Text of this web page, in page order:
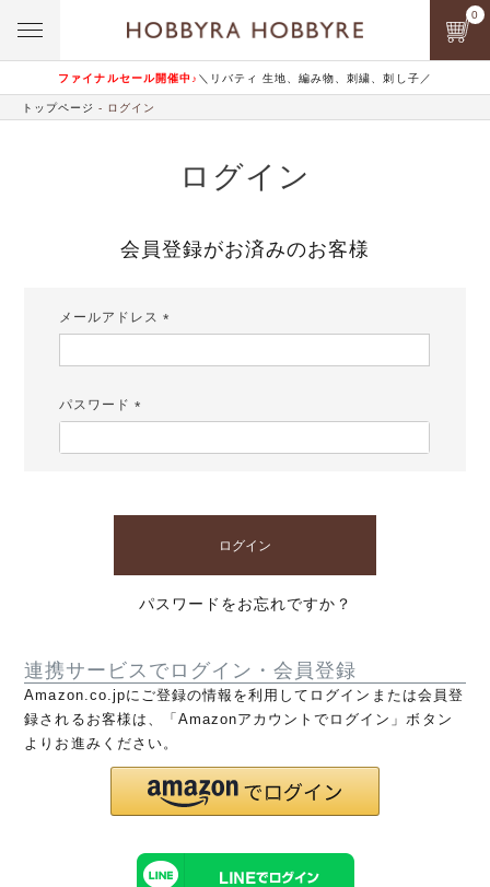
ファイナルセール開催中♪ ＼リバティ 生地、編み物、刺繍、刺し子／
0
トップページ ログイン
ログイン
会員登録がお済みのお客様
メールアドレス
パスワード
ログイン
パスワードをお忘れですか？
連携サービスでログイン・会員登録
Amazon.co.jpにご登録の情報を利用してログインまたは会員登
録されるお客様は、「Amazonアカウントでログイン」ボタン
よりお進みください。